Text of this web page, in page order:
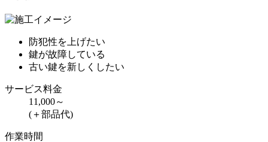
防犯性を上げたい
鍵が故障している
古い鍵を新しくしたい
サービス料金
11,000～
(＋部品代)
作業時間